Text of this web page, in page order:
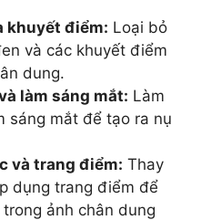
khuyết điểm: Loại bỏ
và các khuyết điểm
dung.
làm sáng mắt: Làm
sáng mắt để tạo ra nụ
và trang điểm: Thay
dụng trang điểm để
ảnh chân dung